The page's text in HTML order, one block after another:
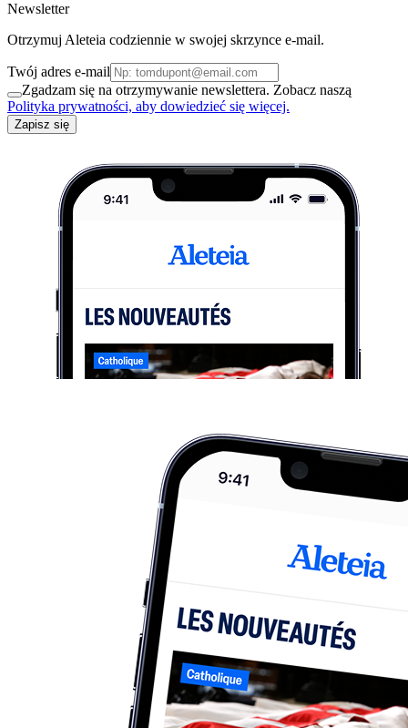
Newsletter
Otrzymuj Aleteia codziennie w swojej skrzynce e-mail.
Twój adres e-mail
Zgadzam się na otrzymywanie newslettera. Zobacz naszą
Polityka prywatności, aby dowiedzieć się więcej.
Zapisz się